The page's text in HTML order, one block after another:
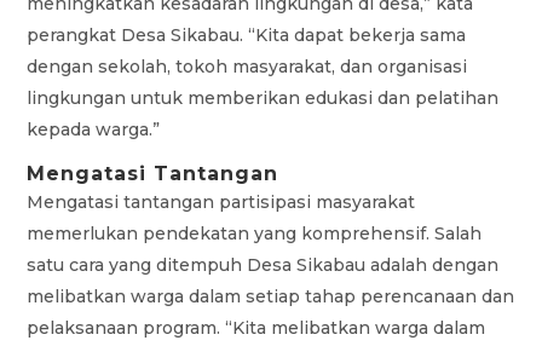
perangkat Desa Sikabau. “Kita dapat bekerja sama
dengan sekolah, tokoh masyarakat, dan organisasi
lingkungan untuk memberikan edukasi dan pelatihan
kepada warga.”
Mengatasi Tantangan
Mengatasi tantangan partisipasi masyarakat
memerlukan pendekatan yang komprehensif. Salah
satu cara yang ditempuh Desa Sikabau adalah dengan
melibatkan warga dalam setiap tahap perencanaan dan
pelaksanaan program. “Kita melibatkan warga dalam